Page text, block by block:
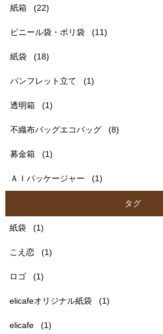
紙箱 (22)
ビニール袋・ポリ袋 (11)
紙袋 (18)
パンフレット立て (1)
透明箱 (1)
不織布バッグエコバッグ (8)
募金箱 (1)
ＡＩパッケージャー (1)
タグ
紙袋 (1)
こえ恋 (1)
ロゴ (1)
elicafeオリジナル紙袋 (1)
elicafe (1)